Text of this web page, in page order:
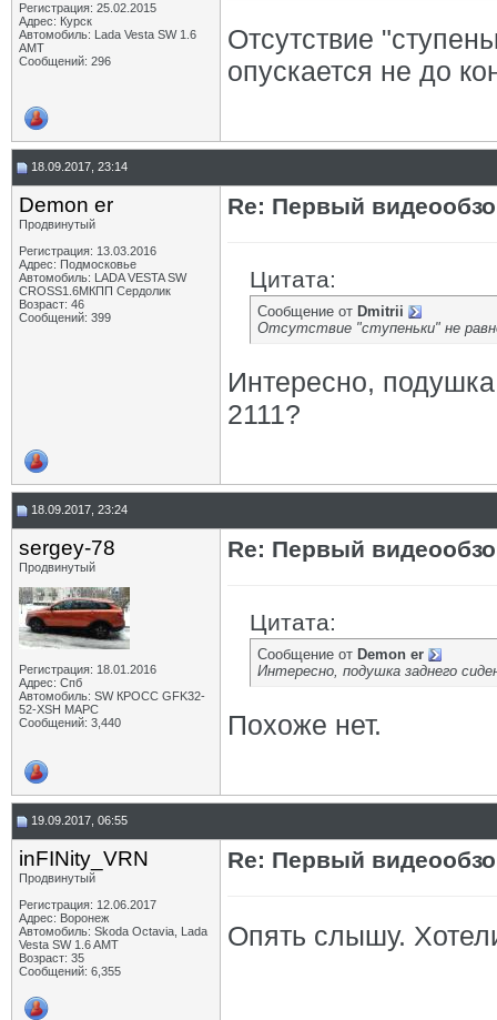
Регистрация: 25.02.2015
Адрес: Курск
Автомобиль: Lada Vesta SW 1.6
АМТ
Сообщений: 296
Отсутствие
опускается не до
18.09.2017, 23:14
Demon er
Продвинутый
Регистрация: 13.03.2016
Адрес: Подмосковье
Автомобиль: LADA VESTA SW
CROSS1.6МКПП Сердолик
Возраст: 46
Сообщений: 399
Re: Первый
Цитата:
Сообщение от Dmitrii
Отсутствие "ступеньки" не
Интересно,
2111?
18.09.2017, 23:24
sergey-78
Продвинутый
Регистрация: 18.01.2016
Адрес: Спб
Автомобиль: SW КРОСС GFK32-
52-XSH МАРС
Сообщений: 3,440
Re: Первый
Цитата:
Сообщение от Demon er
Интересно, подушка заднего
Похоже нет.
19.09.2017, 06:55
inFINity_VRN
Продвинутый
Регистрация: 12.06.2017
Адрес: Воронеж
Автомобиль: Skoda Octavia, Lada
Vesta SW 1.6 AMT
Возраст: 35
Сообщений: 6,355
Re: Первый
Опять слышу.